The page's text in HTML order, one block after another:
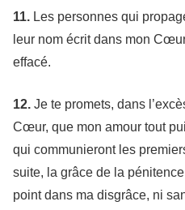
11. Les personnes qui
leur nom écrit dans mon
effacé.
12. Je te promets, dans
Cœur, que mon amour tout
qui communieront les
suite, la grâce de la
point dans ma disgrâce, ni